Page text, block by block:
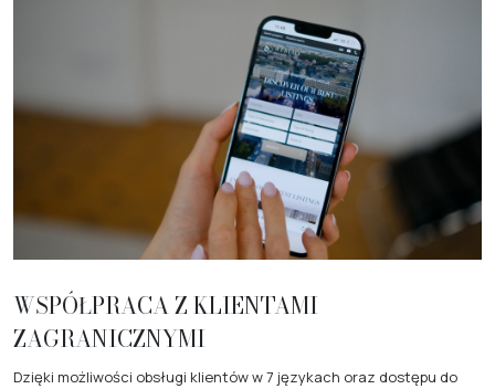
WSPÓŁPRACA Z KLIENTAMI
ZAGRANICZNYMI
Dzięki możliwości obsługi klientów w 7 językach oraz dostępu do